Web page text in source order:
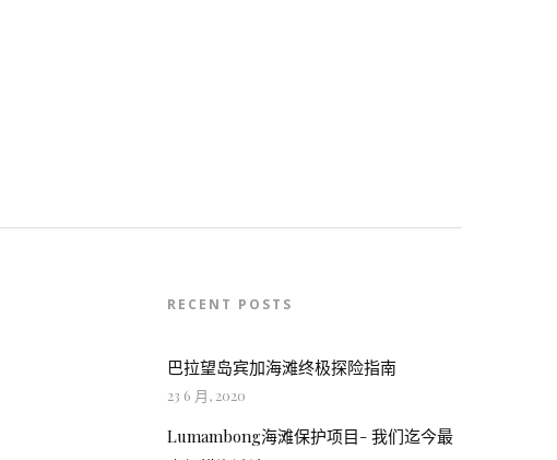
RECENT POSTS
巴拉望岛宾加海滩终极探险指南
23 6 月, 2020
Lumambong海滩保护项目- 我们迄今最